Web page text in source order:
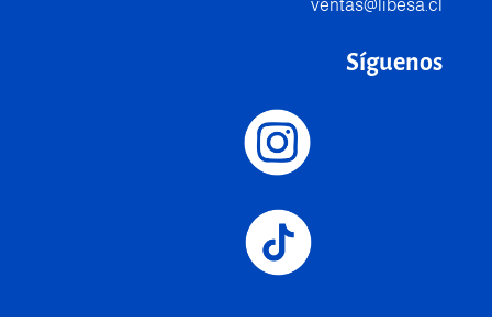
ventas@libesa.cl
Síguenos